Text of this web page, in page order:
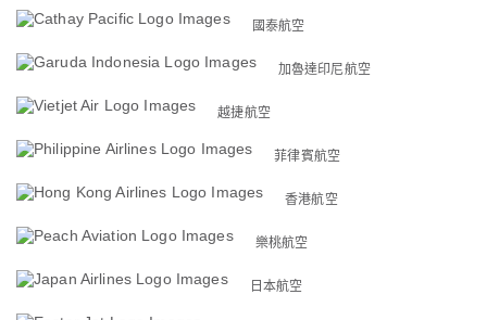
國泰航空
加魯達印尼航空
越捷航空
菲律賓航空
香港航空
樂桃航空
日本航空